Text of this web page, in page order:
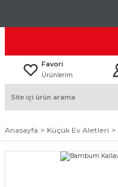
Favori
Ürünlerim
Anasayfa Küçük Ev Aletleri